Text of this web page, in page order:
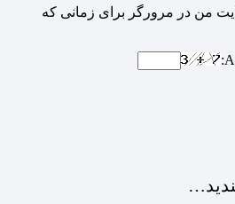
من در مرورگر برای زمانی که